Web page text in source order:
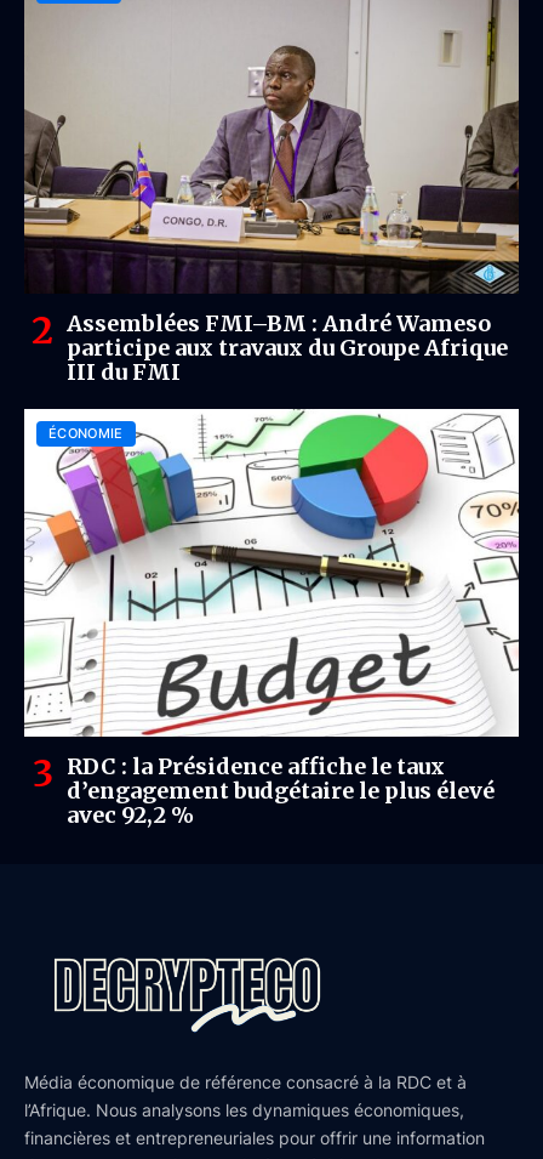
Assemblées FMI–BM : André Wameso
participe aux travaux du Groupe Afrique
III du FMI
ÉCONOMIE
RDC : la Présidence affiche le taux
d’engagement budgétaire le plus élevé
avec 92,2 %
Média économique de référence consacré à la RDC et à
l’Afrique. Nous analysons les dynamiques économiques,
financières et entrepreneuriales pour offrir une information